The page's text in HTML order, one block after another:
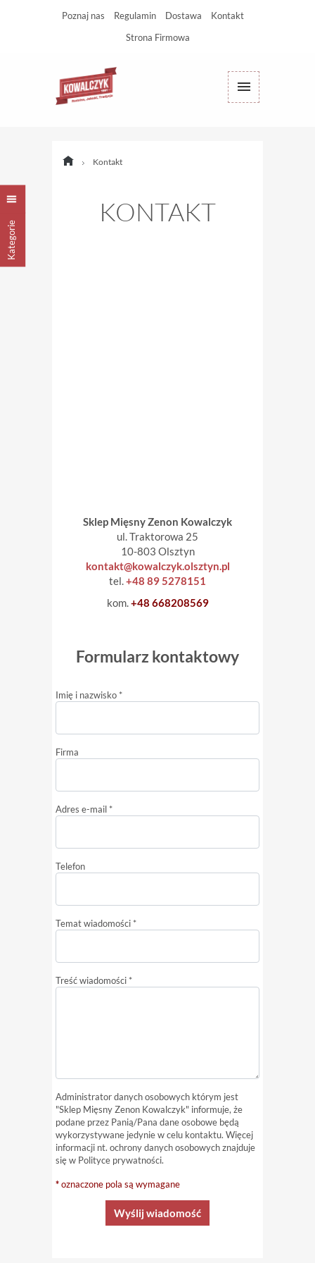
Poznaj nas Regulamin Dostawa
Kontakt
Strona Firmowa
Kontakt
Kategorie
KONTAKT
Sklep Mięsny Zenon Kowalczyk
ul. Traktorowa 25
10-803 Olsztyn
kontakt@kowalczyk.olsztyn.pl
tel. +48 89 5278151
kom. +48 668208569
Formularz kontaktowy
Imię i nazwisko *
Firma
Adres e-mail *
Telefon
Temat wiadomości *
Treść wiadomości *
Administrator danych osobowych którym jest
"Sklep Mięsny Zenon Kowalczyk" informuje, że
podane przez Panią/Pana dane osobowe będą
wykorzystywane jedynie w celu kontaktu. Więcej
informacji nt. ochrony danych osobowych znajduje
się w Polityce prywatności.
*oznaczone pola są wymagane
Wyślij wiadomość